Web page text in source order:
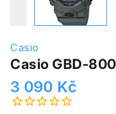
Casio
Casio GBD-
3 090 Kč